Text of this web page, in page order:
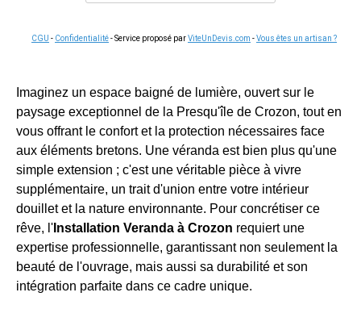
CGU - Confidentialité- Service proposé parViteUnDevis.com -Vous êtes un artisan ?
Imaginez un espace baigné de lumière, ouvert sur le
paysage exceptionnel de la Presqu'île de Crozon, tout en
vous offrant le confort et la protection nécessaires face
aux éléments bretons. Une véranda est bien plus qu'une
simple extension ; c'est une véritable pièce à vivre
supplémentaire, un trait d'union entre votre intérieur
douillet et la nature environnante. Pour concrétiser ce
rêve, l' Installation Veranda à Crozon requiert une
expertise professionnelle, garantissant non seulement la
beauté de l'ouvrage, mais aussi sa durabilité et son
intégration parfaite dans ce cadre unique.